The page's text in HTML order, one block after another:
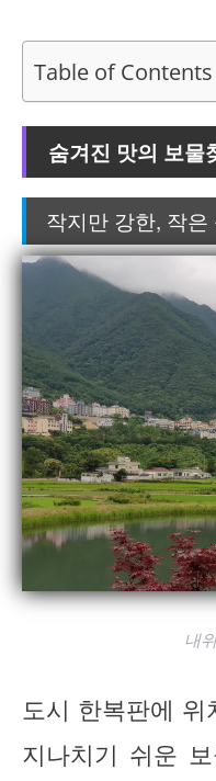
Table of Contents
숨겨진 맛의 보물
작지만 강한, 작은
내
도시 한복판에 위
지나치기 쉬운